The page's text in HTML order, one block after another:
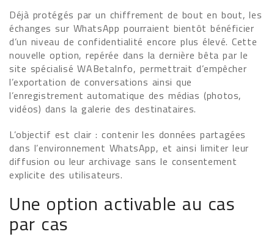
Déjà protégés par un chiffrement de bout en bout, les
échanges sur WhatsApp pourraient bientôt bénéficier
d’un niveau de confidentialité encore plus élevé. Cette
nouvelle option, repérée dans la dernière bêta par le
site spécialisé WABetaInfo, permettrait d’empêcher
l’exportation de conversations ainsi que
l’enregistrement automatique des médias (photos,
vidéos) dans la galerie des destinataires.
L’objectif est clair : contenir les données partagées
dans l’environnement WhatsApp, et ainsi limiter leur
diffusion ou leur archivage sans le consentement
explicite des utilisateurs.
Une option activable au cas
par cas